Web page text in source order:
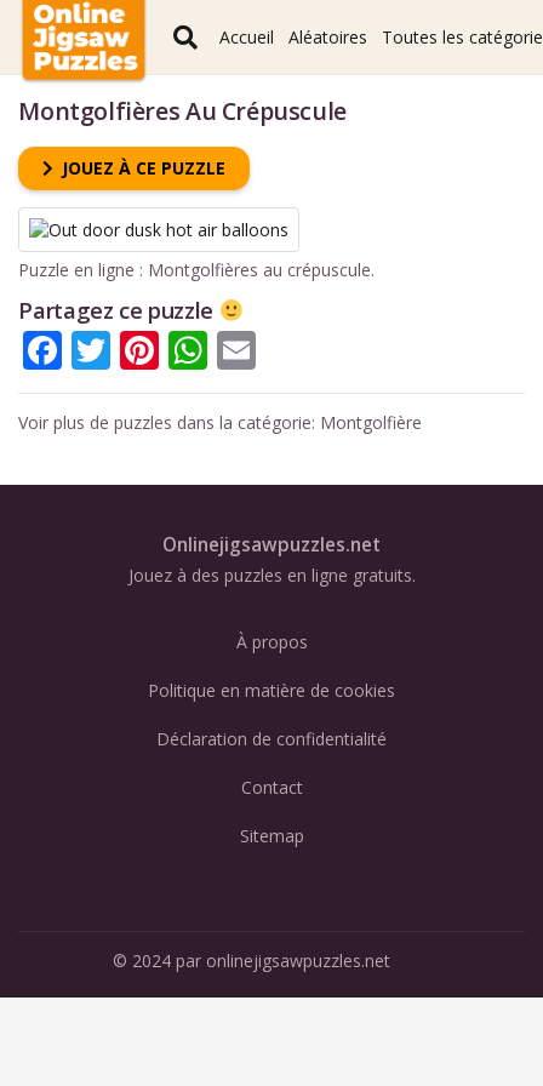
Accueil Aléatoires Toutes les
Montgolfières Au Crépuscule
JOUEZ À CE PUZZLE
Puzzle en ligne : Montgolfières au crépuscule.
Partagez ce puzzle
Facebook
Twitter
Pinterest
WhatsApp
Voir plus de puzzles dans la catégorie: Montgolfière
Onlinejigsawpuzzles.net
Jouez à des puzzles en ligne gratuits.
À propos
Politique en matière de cookies
Déclaration de confidentialité
Contact
Sitemap
© 2024 par onlinejigsawpuzzles.net